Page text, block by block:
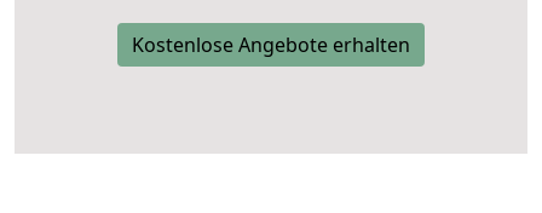
Kostenlose Angebote erhalten